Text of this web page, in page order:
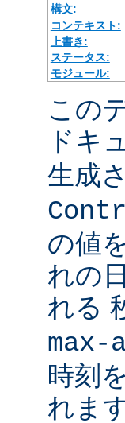
構文:
コンテキスト:
上書き:
ステータス:
モジュール:
この
ドキ
生成
の値
れの
れる
max-
時刻
れます